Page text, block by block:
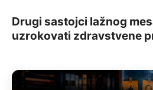
Drugi sastojci lažnog
uzrokovati zdravstvene